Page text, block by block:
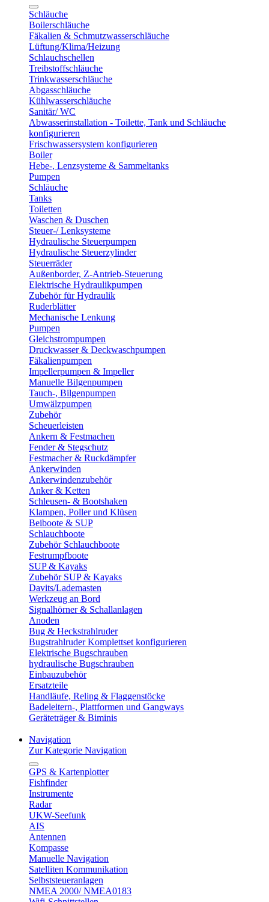
Schläuche
Boilerschläuche
Fäkalien & Schmutzwasserschläuche
Lüftung/Klima/Heizung
Schlauchschellen
Treibstoffschläuche
Trinkwasserschläuche
Abgasschläuche
Kühlwasserschläuche
Sanitär/ WC
Abwasserinstallation - Toilette, Tank und Schläuche
konfigurieren
Frischwassersystem konfigurieren
Boiler
Hebe-, Lenzsysteme & Sammeltanks
Pumpen
Schläuche
Tanks
Toiletten
Waschen & Duschen
Steuer-/ Lenksysteme
Hydraulische Steuerpumpen
Hydraulische Steuerzylinder
Steuerräder
Außenborder, Z-Antrieb-Steuerung
Elektrische Hydraulikpumpen
Zubehör für Hydraulik
Ruderblätter
Mechanische Lenkung
Pumpen
Gleichstrompumpen
Druckwasser & Deckwaschpumpen
Fäkalienpumpen
Impellerpumpen & Impeller
Manuelle Bilgenpumpen
Tauch-, Bilgenpumpen
Umwälzpumpen
Zubehör
Scheuerleisten
Ankern & Festmachen
Fender & Stegschutz
Festmacher & Ruckdämpfer
Ankerwinden
Ankerwindenzubehör
Anker & Ketten
Schleusen- & Bootshaken
Klampen, Poller und Klüsen
Beiboote & SUP
Schlauchboote
Zubehör Schlauchboote
Festrumpfboote
SUP & Kayaks
Zubehör SUP & Kayaks
Davits/Lademasten
Werkzeug an Bord
Signalhörner & Schallanlagen
Anoden
Bug & Heckstrahlruder
Bugstrahlruder Komplettset konfigurieren
Elektrische Bugschrauben
hydraulische Bugschrauben
Einbauzubehör
Ersatzteile
Handläufe, Reling & Flaggenstöcke
Badeleitern-, Plattformen und Gangways
Geräteträger & Biminis
Navigation
Zur Kategorie Navigation
GPS & Kartenplotter
Fishfinder
Instrumente
Radar
UKW-Seefunk
AIS
Antennen
Kompasse
Manuelle Navigation
Satelliten Kommunikation
Selbststeueranlagen
NMEA 2000/ NMEA0183